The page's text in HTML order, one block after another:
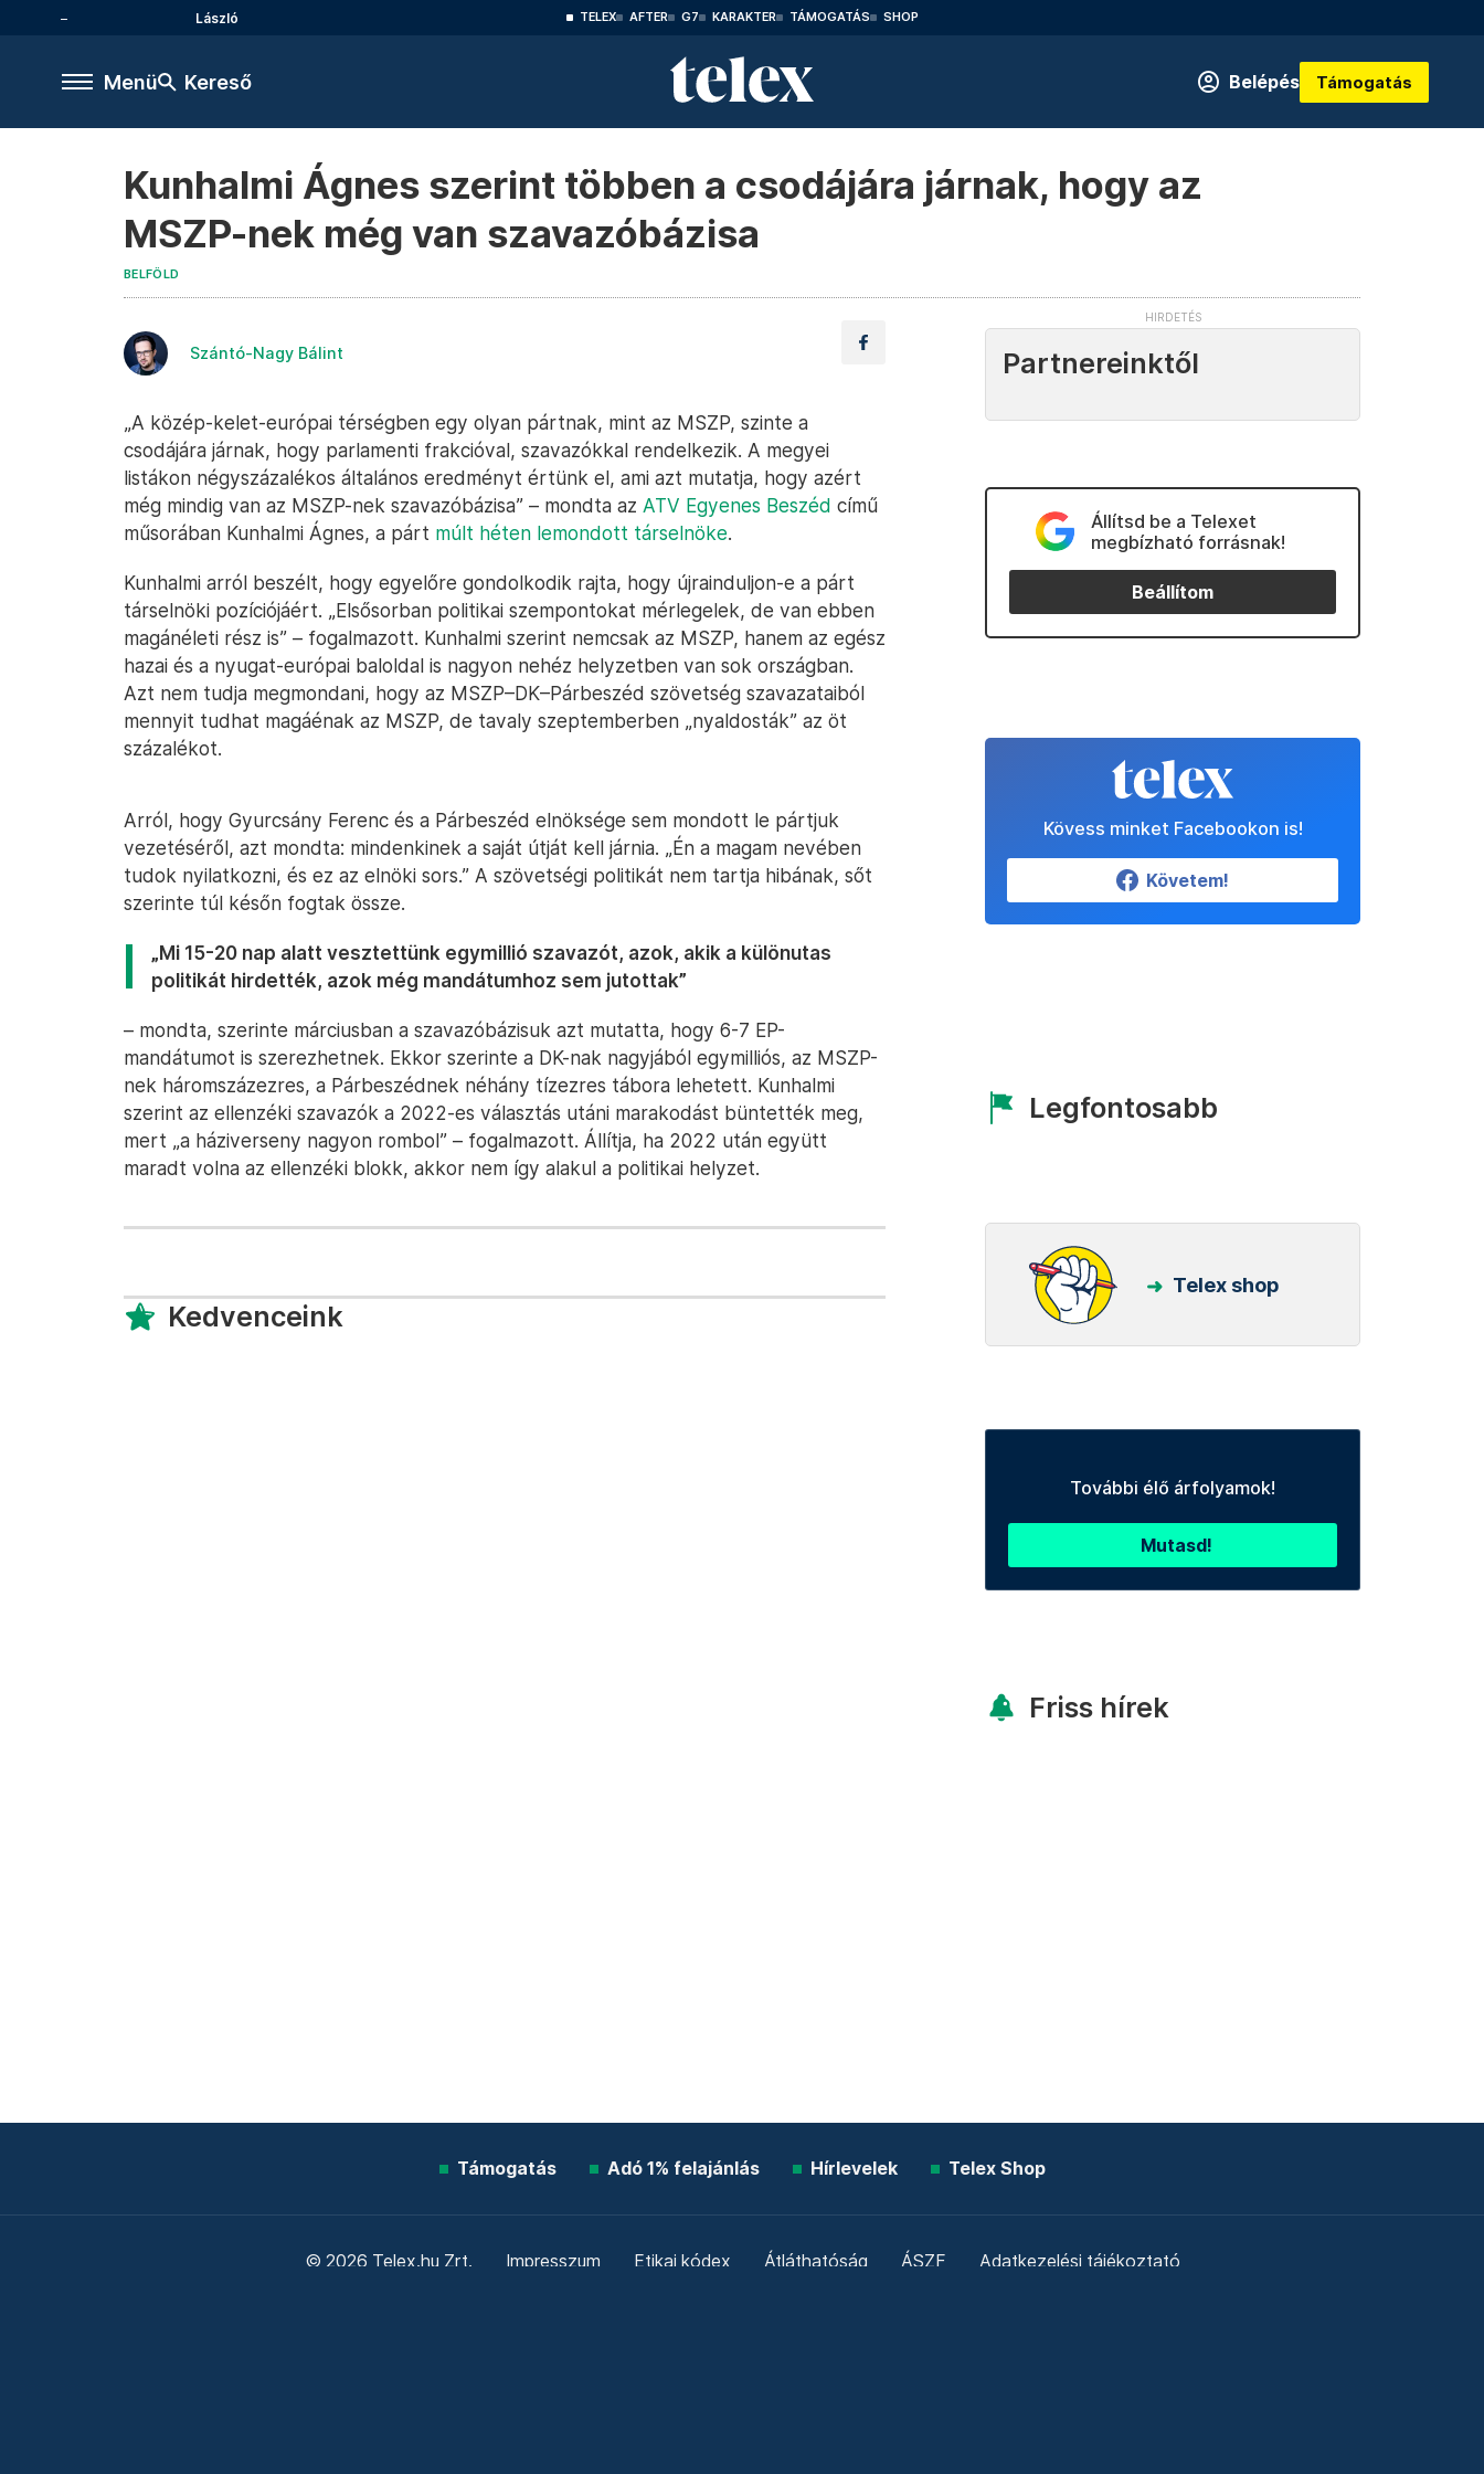
László TELEX AFTER G7 KARAKTER TÁMOGATÁS SHOP
Menü Kereső Belépés Támogatás
Kunhalmi Ágnes szerint többen a csodájára járnak, hogy az
MSZP-nek még van szavazóbázisa
BELFÖLD
Szántó-Nagy Bálint
„A közép-kelet-európai térségben egy olyan pártnak, mint az MSZP, szinte a
csodájára járnak, hogy parlamenti frakcióval, szavazókkal rendelkezik. A megyei
listákon négyszázalékos általános eredményt értünk el, ami azt mutatja, hogy azért
még mindig van az MSZP-nek szavazóbázisa” – mondta az ATV Egyenes Beszéd című
műsorában Kunhalmi Ágnes, a párt múlt héten lemondott társelnöke.
Kunhalmi arról beszélt, hogy egyelőre gondolkodik rajta, hogy újrainduljon-e a párt
társelnöki pozíciójáért. „Elsősorban politikai szempontokat mérlegelek, de van ebben
magánéleti rész is” – fogalmazott. Kunhalmi szerint nemcsak az MSZP, hanem az egész
hazai és a nyugat-európai baloldal is nagyon nehéz helyzetben van sok országban.
Azt nem tudja megmondani, hogy az MSZP–DK–Párbeszéd szövetség szavazataiból
mennyit tudhat magáénak az MSZP, de tavaly szeptemberben „nyaldosták” az öt
százalékot.
Arról, hogy Gyurcsány Ferenc és a Párbeszéd elnöksége sem mondott le pártjuk
vezetéséről, azt mondta: mindenkinek a saját útját kell járnia. „Én a magam nevében
tudok nyilatkozni, és ez az elnöki sors.” A szövetségi politikát nem tartja hibának, sőt
szerinte túl későn fogtak össze.
„Mi 15-20 nap alatt vesztettünk egymillió szavazót, azok, akik a különutas
politikát hirdették, azok még mandátumhoz sem jutottak”
– mondta, szerinte márciusban a szavazóbázisuk azt mutatta, hogy 6-7 EP-
mandátumot is szerezhetnek. Ekkor szerinte a DK-nak nagyjából egymilliós, az MSZP-
nek háromszázezres, a Párbeszédnek néhány tízezres tábora lehetett. Kunhalmi
szerint az ellenzéki szavazók a 2022-es választás utáni marakodást büntették meg,
mert „a háziverseny nagyon rombol” – fogalmazott. Állítja, ha 2022 után együtt
maradt volna az ellenzéki blokk, akkor nem így alakul a politikai helyzet.
Kedvenceink
Partnereinktől
Állítsd be a Telexet
megbízható forrásnak!
Beállítom
Kövess minket Facebookon is!
Követem!
Legfontosabb
Telex shop
További élő árfolyamok!
Mutasd!
Friss hírek
Támogatás Adó 1% felajánlás Hírlevelek Telex Shop
© 2026 Telex.hu Zrt. Impresszum Etikai kódex Átláthatóság ÁSZF Adatkezelési tájékoztató